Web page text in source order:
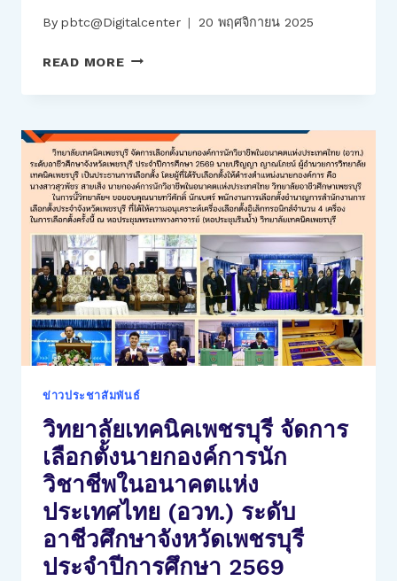
By pbtc@Digitalcenter 20 พฤศจิกายน 2025
READ MOREการ
องค์การ
วิชาชีพ
ใน
อนาคต
แห่ง
ประเทศไทย
ระดับ
อาชีวศึกษา
จังหวัด
เพชรบุรี
(อวท.)
ประจำ
ปี
ศึกษา
2569
ข่าวประชาสัมพันธ์
วิทยาลัยเทคนิคเพชรบุรี จัดการ
เลือกตั้งนายกองค์การนัก
วิชาชีพในอนาคตแห่ง
ประเทศไทย (อวท.) ระดับ
อาชีวศึกษาจังหวัดเพชรบุรี
ประจำปีการศึกษา 2569